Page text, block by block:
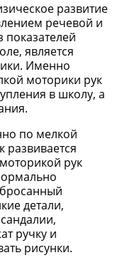
развитие
речевой и
является
Именно
моторики рук
в школу, а
по мелкой
развивается
рук
детали,
ручку и
рисунки.